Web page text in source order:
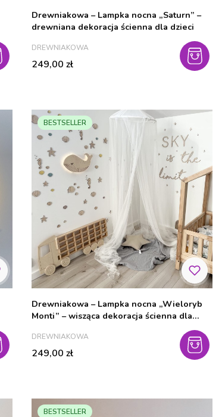
Drewniakowa – Lampka nocna „Saturn” –
drewniana dekoracja ścienna dla dzieci
PRODUCENT
DREWNIAKOWA
Cena
249,00 zł
BESTSELLER
Drewniakowa – Lampka nocna „Wieloryb
Monti” – wisząca dekoracja ścienna dla
PRODUCENT
DREWNIAKOWA
Cena
249,00 zł
BESTSELLER